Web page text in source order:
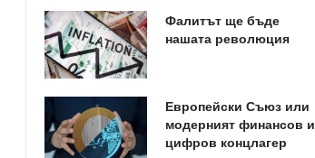
Фалитът ще бъде
нашата революция
Европейски Съюз или
модерният финансов и
цифров концлагер